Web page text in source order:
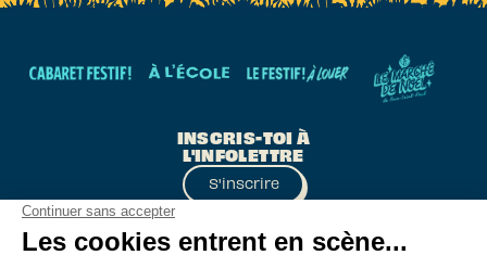
INSCRIS-TOI À
L'INFOLETTRE
S'inscrire